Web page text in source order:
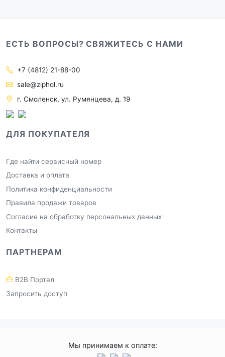
ЕСТЬ ВОПРОСЫ? СВЯЖИТЕСЬ С НАМИ
+7 (4812) 21-88-00
sale@ziphol.ru
г. Смоленск, ул. Румянцева, д. 19
ДЛЯ ПОКУПАТЕЛЯ
Где найти сервисный номер
Доставка и оплата
Политика конфиденциальности
Правила продажи товаров
Согласие на обработку персональных данных
Контакты
ПАРТНЕРАМ
B2B Портал
Запросить доступ
Мы принимаем к оплате: